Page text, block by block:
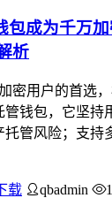
包成为千万
析
密用户的首选
钱包，它坚持
托管风险；支持
载 qbadmin